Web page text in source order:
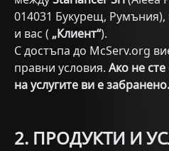
014031 Букурещ, Румъния),
и вас ( „Клиент“).
С достъпа до McServ.org
правни условия. Ако не
на услугите ви е забранено.
2. ПРОДУКТИ И